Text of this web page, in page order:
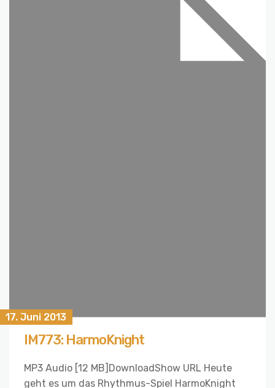
17. Juni 2013
IM773: HarmoKnight
MP3 Audio [12 MB]DownloadShow URL Heute
geht es um das Rhythmus-Spiel HarmoKnight